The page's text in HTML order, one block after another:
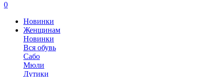
0
Новинки
Женщинам
Новинки
Вся обувь
Сабо
Мюли
Дутики